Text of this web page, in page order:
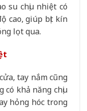
su chịu nhiệt có
cao, giúp bịt kín
lọt qua.
tay nắm cũng
có khả năng chịu
hỏng hóc trong